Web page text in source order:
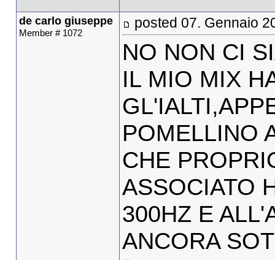
de carlo giuseppe
Member # 1072
posted 07. Gennaio
NO NON CI
IL MIO MIX
POMELLINO
CHE
ASSOCIATO
300HZ E
ANCORA